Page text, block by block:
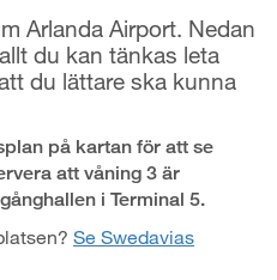
Arlanda Airport. Nedan
du kan tänkas leta
du lättare ska kunna
på kartan för att se
att våning 3 är
i Terminal 5.
Se Swedavias